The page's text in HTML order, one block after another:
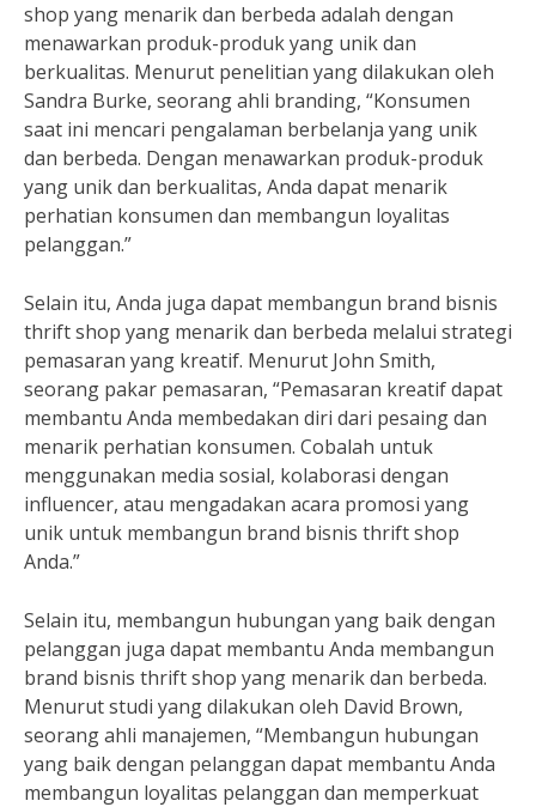
shop yang menarik dan berbeda adalah dengan
menawarkan produk-produk yang unik dan
berkualitas. Menurut penelitian yang dilakukan oleh
Sandra Burke, seorang ahli branding, “Konsumen
saat ini mencari pengalaman berbelanja yang unik
dan berbeda. Dengan menawarkan produk-produk
yang unik dan berkualitas, Anda dapat menarik
perhatian konsumen dan membangun loyalitas
pelanggan.”
Selain itu, Anda juga dapat membangun brand bisnis
thrift shop yang menarik dan berbeda melalui strategi
pemasaran yang kreatif. Menurut John Smith,
seorang pakar pemasaran, “Pemasaran kreatif dapat
membantu Anda membedakan diri dari pesaing dan
menarik perhatian konsumen. Cobalah untuk
menggunakan media sosial, kolaborasi dengan
influencer, atau mengadakan acara promosi yang
unik untuk membangun brand bisnis thrift shop
Anda.”
Selain itu, membangun hubungan yang baik dengan
pelanggan juga dapat membantu Anda membangun
brand bisnis thrift shop yang menarik dan berbeda.
Menurut studi yang dilakukan oleh David Brown,
seorang ahli manajemen, “Membangun hubungan
yang baik dengan pelanggan dapat membantu Anda
membangun loyalitas pelanggan dan memperkuat